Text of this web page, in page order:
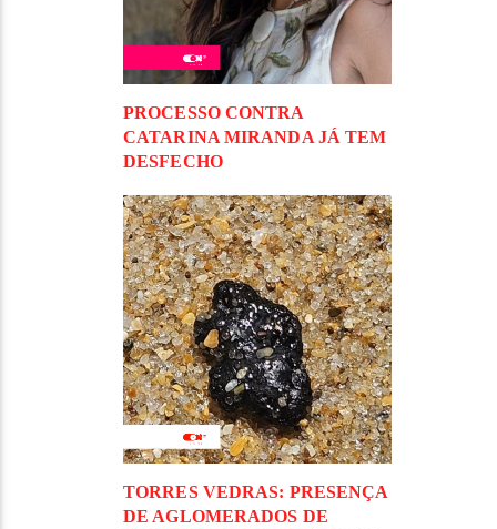
PROCESSO CONTRA
CATARINA MIRANDA JÁ TEM
DESFECHO
TORRES VEDRAS: PRESENÇA
DE AGLOMERADOS DE